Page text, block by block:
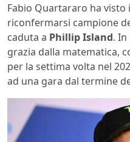
Fabio Quartararo ha
riconfermarsi campione
caduta a Phillip Island.
grazia dalla matematica,
per la settima volta nel
ad una gara dal termine